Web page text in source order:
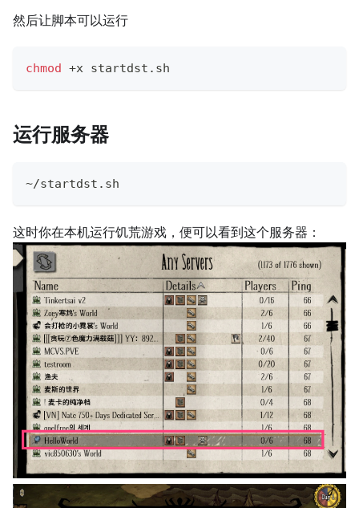
然后让脚本可以运行
chmod +x startdst.sh
运行服务器
~/startdst.sh
这时你在本机运行饥荒游戏，便可以看到这个服务器：